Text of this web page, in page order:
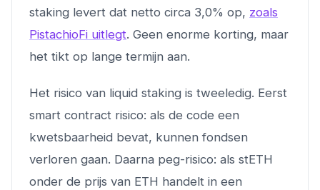
staking levert dat netto circa 3,0% op, zoals
PistachioFi uitlegt. Geen enorme korting, maar
het tikt op lange termijn aan.
Het risico van liquid staking is tweeledig. Eerst
smart contract risico: als de code een
kwetsbaarheid bevat, kunnen fondsen
verloren gaan. Daarna peg-risico: als stETH
onder de prijs van ETH handelt in een